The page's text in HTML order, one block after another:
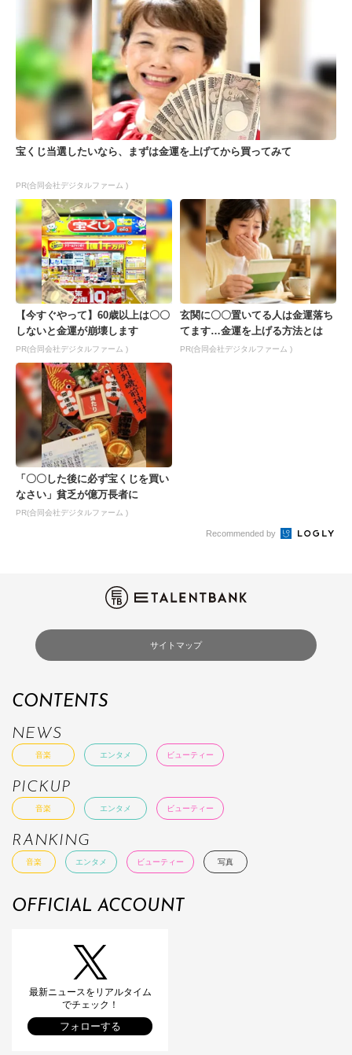
宝くじ当選したいなら、まずは金運を上げてから買ってみて
PR(合同会社デジタルファーム )
【今すぐやって】60歳以上は〇〇
しないと金運が崩壊します
PR(合同会社デジタルファーム )
玄関に〇〇置いてる人は金運落ち
てます…金運を上げる方法とは
PR(合同会社デジタルファーム )
「〇〇した後に必ず宝くじを買い
なさい」貧乏が億万長者に
PR(合同会社デジタルファーム )
Recommended by
サイトマップ
CONTENTS
NEWS
音楽 エンタメ ビューティー
PICKUP
音楽 エンタメ ビューティー
RANKING
音楽 エンタメ ビューティー 写真
OFFICIAL ACCOUNT
最新ニュースをリアルタイム
でチェック！
フォローする